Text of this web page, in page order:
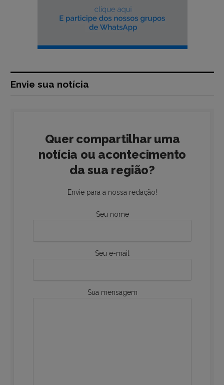
Envie sua notícia
Quer compartilhar uma
notícia ou acontecimento
da sua região?
Envie para a nossa redação!
Seu nome
Seu e-mail
Sua mensagem